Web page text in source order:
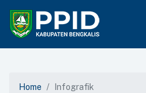
Home Infografik